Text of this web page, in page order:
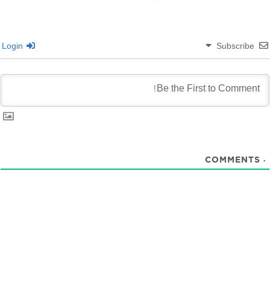
Subscribe